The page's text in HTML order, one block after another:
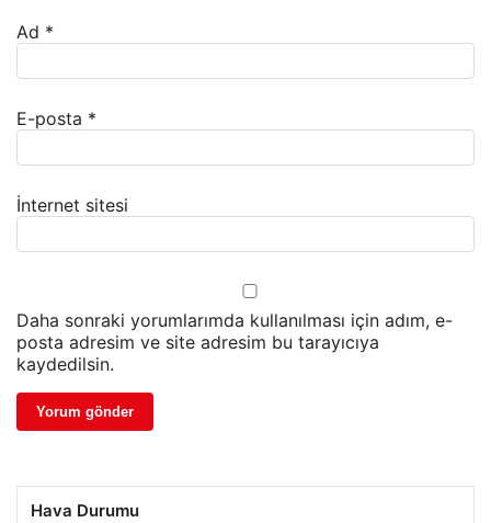
Ad *
E-posta *
İnternet sitesi
Daha sonraki yorumlarımda kullanılması için adım, e-
posta adresim ve site adresim bu tarayıcıya
kaydedilsin.
Hava Durumu